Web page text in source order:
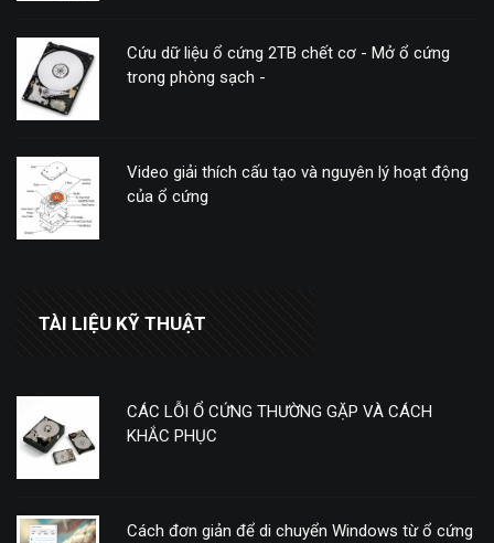
Cứu dữ liệu ổ cứng 2TB chết cơ - Mở ổ cứng
trong phòng sạch -
Video giải thích cấu tạo và nguyên lý hoạt động
của ổ cứng
TÀI LIỆU KỸ THUẬT
CÁC LỖI Ổ CỨNG THƯỜNG GẶP VÀ CÁCH
KHẮC PHỤC
Cách đơn giản để di chuyển Windows từ ổ cứng